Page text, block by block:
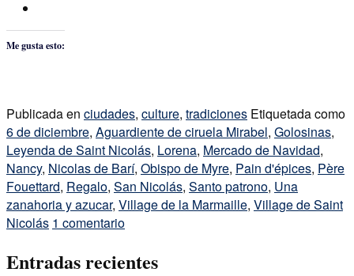
Me gusta esto:
Publicada en ciudades, culture, tradiciones Etiquetada como
6 de diciembre, Aguardiente de ciruela Mirabel, Golosinas,
Leyenda de Saint Nicolás, Lorena, Mercado de Navidad,
Nancy, Nicolas de Barí, Obispo de Myre, Pain d'épices, Père
Fouettard, Regalo, San Nicolás, Santo patrono, Una
zanahoria y azucar, Village de la Marmaille, Village de Saint
Nicolás 1 comentario
Entradas recientes